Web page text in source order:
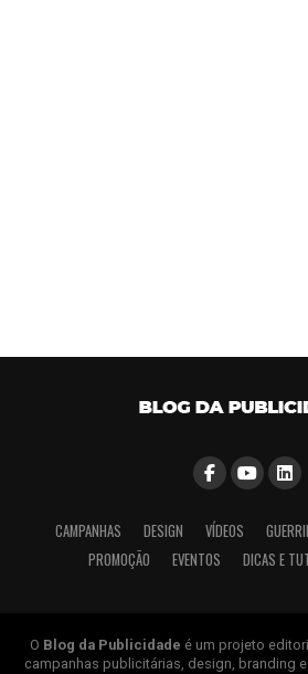
CAMPANHAS DESIGN VÍDEOS
PROMOÇÃO
EVENTOS DICAS E
O Blog da Publicidade é um projeto
campanhas publicitárias, design, branding